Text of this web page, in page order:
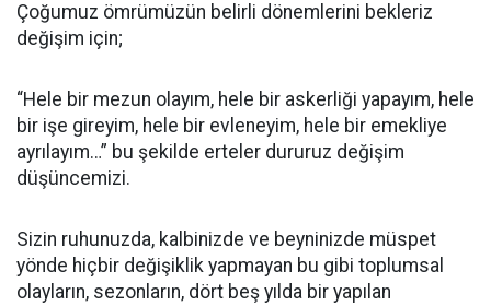
Çoğumuz ömrümüzün belirli dönemlerini bekleriz
değişim için;
“Hele bir mezun olayım, hele bir askerliği yapayım, hele
bir işe gireyim, hele bir evleneyim, hele bir emekliye
ayrılayım…” bu şekilde erteler dururuz değişim
düşüncemizi.
Sizin ruhunuzda, kalbinizde ve beyninizde müspet
yönde hiçbir değişiklik yapmayan bu gibi toplumsal
olayların, sezonların, dört beş yılda bir yapılan